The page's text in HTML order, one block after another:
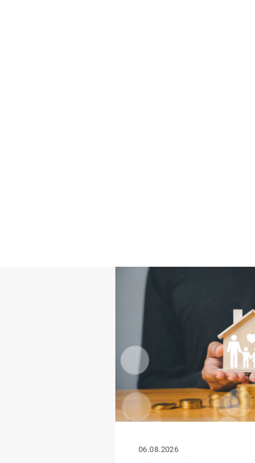
06.08.2026